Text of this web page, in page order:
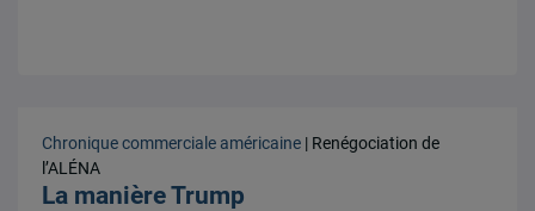
Chronique commerciale américaine | Renégociation de
l’ALÉNA
La manière Trump